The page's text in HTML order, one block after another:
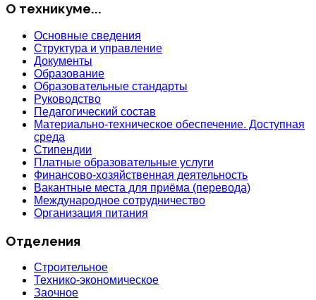
О техникуме...
Основные сведения
Структура и управление
Документы
Образование
Образовательные стандарты
Руководство
Педагогический состав
Материально-техническое обеспечение. Доступная
среда
Стипендии
Платные образовательные услуги
Финансово-хозяйственная деятельность
Вакантные места для приёма (перевода)
Международное сотрудничество
Организация питания
Отделения
Строительное
Технико-экономическое
Заочное